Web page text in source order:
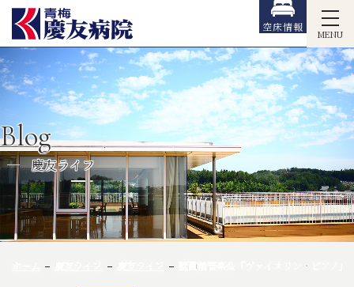
MENU
空床情報
Blog
慶友ライフ
壁画前音楽会「ヴァイオリン・ピアノ」